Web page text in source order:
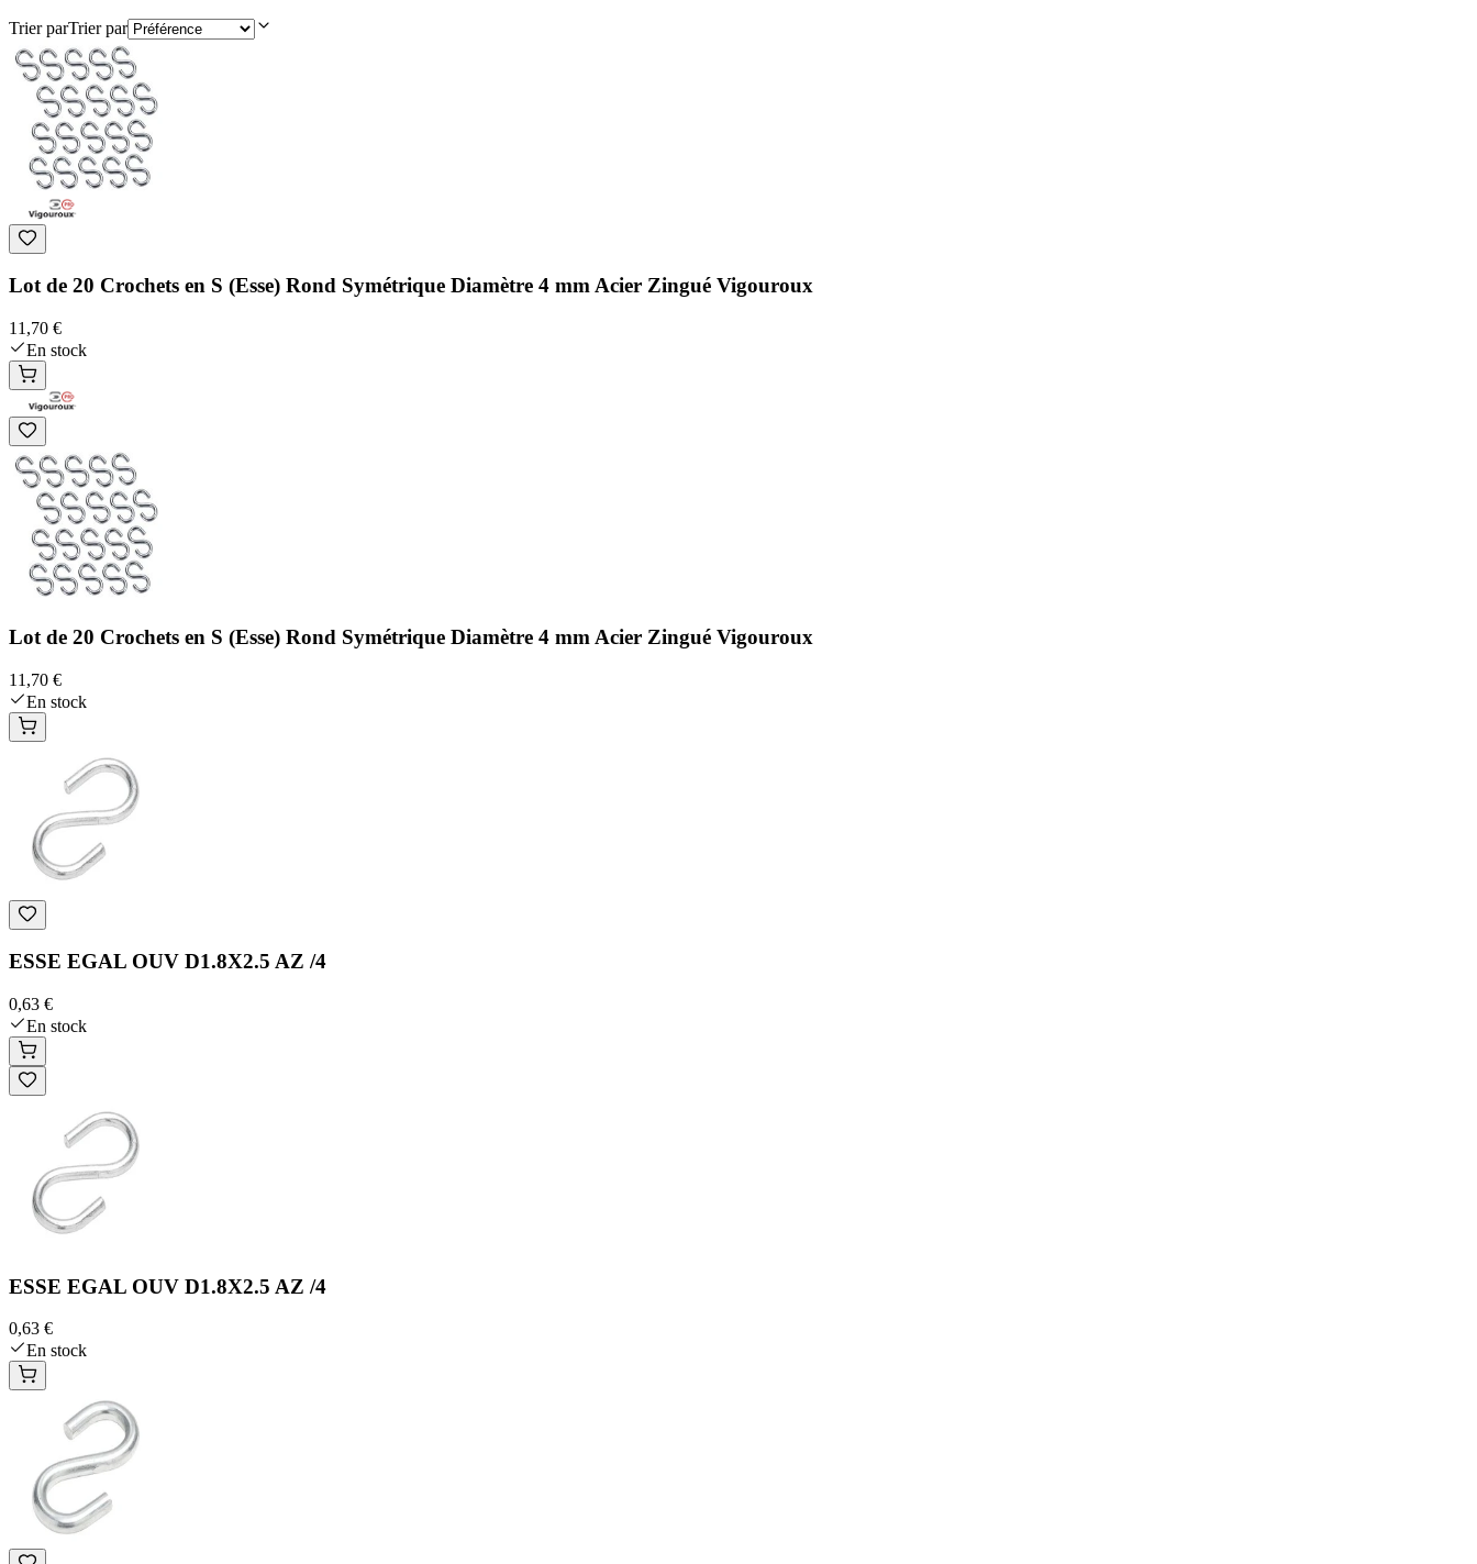
Trier parTrier par
Lot de 20 Crochets en S (Esse) Rond Symétrique Diamètre 4 mm Acier Zingué Vigouroux
11,70 €
En stock
Lot de 20 Crochets en S (Esse) Rond Symétrique Diamètre 4 mm Acier Zingué Vigouroux
11,70 €
En stock
ESSE EGAL OUV D1.8X2.5 AZ /4
0,63 €
En stock
ESSE EGAL OUV D1.8X2.5 AZ /4
0,63 €
En stock